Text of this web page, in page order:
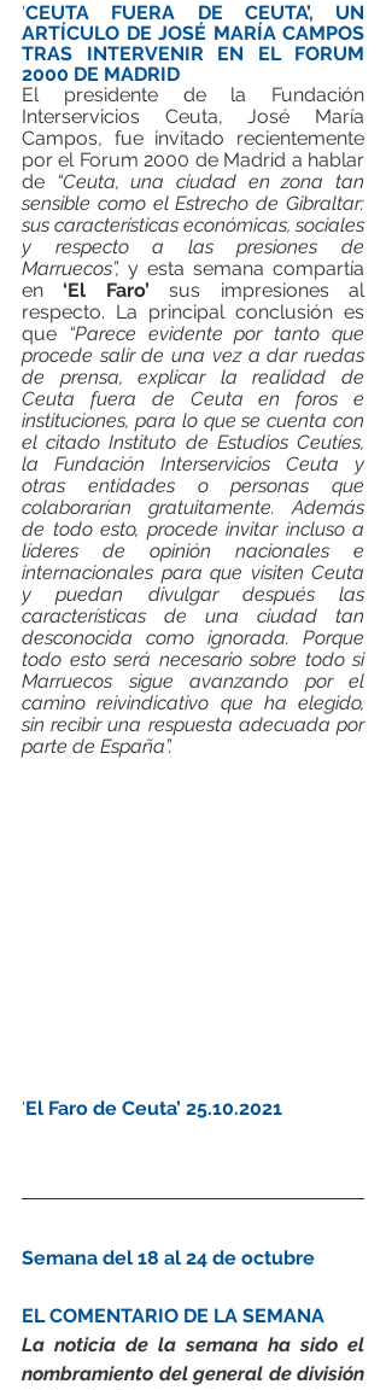
‘CEUTA FUERA DE CEUTA’, UN
ARTÍCULO DE JOSÉ MARÍA CAMPOS
TRAS INTERVENIR EN EL FORUM
2000 DE MADRID
El presidente de la Fundación
Interservicios Ceuta, José María
Campos, fue invitado recientemente
por el Forum 2000 de Madrid a hablar
de “Ceuta, una ciudad en zona tan
sensible como el Estrecho de Gibraltar:
sus características económicas, sociales
y respecto a las presiones de
Marruecos”, y esta semana compartía
en ‘El Faro’ sus impresiones al
respecto. La principal conclusión es
que “Parece evidente por tanto que
procede salir de una vez a dar ruedas
de prensa, explicar la realidad de
Ceuta fuera de Ceuta en foros e
instituciones, para lo que se cuenta con
el citado Instituto de Estudios Ceutíes,
la Fundación Interservicios Ceuta y
otras entidades o personas que
colaborarían gratuitamente. Además
de todo esto, procede invitar incluso a
líderes de opinión nacionales e
internacionales para que visiten Ceuta
y puedan divulgar después las
características de una ciudad tan
desconocida como ignorada. Porque
todo esto será necesario sobre todo si
Marruecos sigue avanzando por el
camino reivindicativo que ha elegido,
sin recibir una respuesta adecuada por
parte de España”.
‘El Faro de Ceuta’ 25.10.2021
Semana del 18 al 24 de octubre
EL COMENTARIO DE LA SEMANA
La noticia de la semana ha sido el
nombramiento del general de división